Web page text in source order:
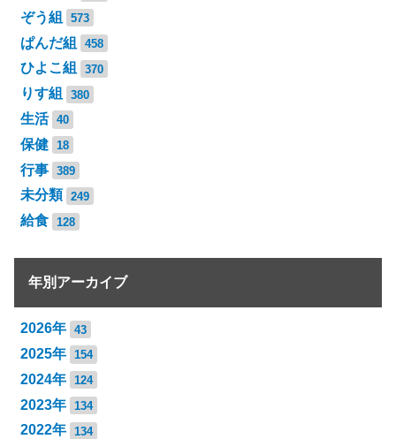
ぞう組 573
ぱんだ組 458
ひよこ組 370
りす組 380
生活 40
保健 18
行事 389
未分類 249
給食 128
年別アーカイブ
2026年 43
2025年 154
2024年 124
2023年 134
2022年 134